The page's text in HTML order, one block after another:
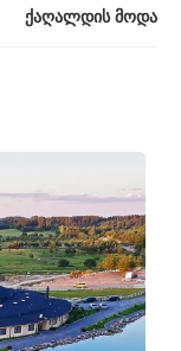
ქაღალდის მოდა